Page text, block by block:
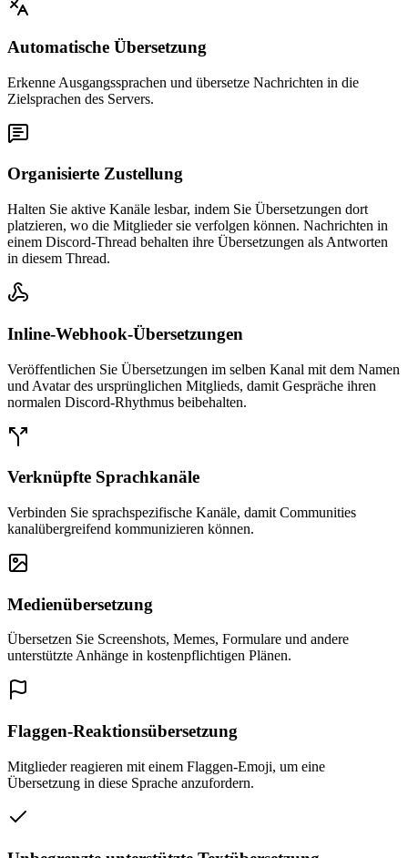
Automatische Übersetzung
Erkenne Ausgangssprachen und übersetze Nachrichten in die
Zielsprachen des Servers.
Organisierte Zustellung
Halten Sie aktive Kanäle lesbar, indem Sie Übersetzungen dort
platzieren, wo die Mitglieder sie verfolgen können. Nachrichten in
einem Discord-Thread behalten ihre Übersetzungen als Antworten
in diesem Thread.
Inline-Webhook-Übersetzungen
Veröffentlichen Sie Übersetzungen im selben Kanal mit dem Namen
und Avatar des ursprünglichen Mitglieds, damit Gespräche ihren
normalen Discord-Rhythmus beibehalten.
Verknüpfte Sprachkanäle
Verbinden Sie sprachspezifische Kanäle, damit Communities
kanalübergreifend kommunizieren können.
Medienübersetzung
Übersetzen Sie Screenshots, Memes, Formulare und andere
unterstützte Anhänge in kostenpflichtigen Plänen.
Flaggen-Reaktionsübersetzung
Mitglieder reagieren mit einem Flaggen-Emoji, um eine
Übersetzung in diese Sprache anzufordern.